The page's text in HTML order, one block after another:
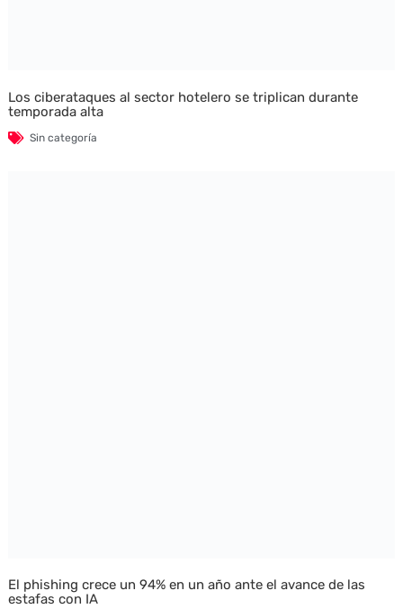
Los ciberataques al sector hotelero se triplican durante
temporada alta
Sin categoría
El phishing crece un 94% en un año ante el avance de las
estafas con IA